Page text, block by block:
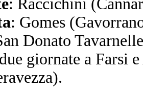
: Raccichini
: Gomes
Donato
due giornate a Farsi